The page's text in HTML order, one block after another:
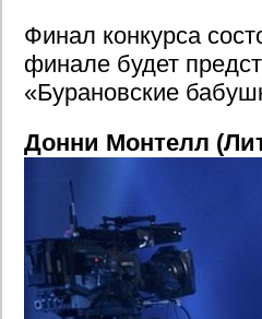
Финал конкурса
финале будет
«Бурановские
Донни Монтелл